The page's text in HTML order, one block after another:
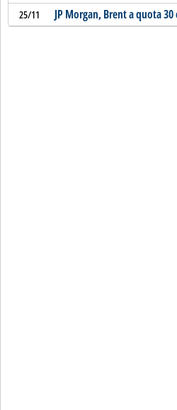
25/11 JP Morgan, Brent a quota